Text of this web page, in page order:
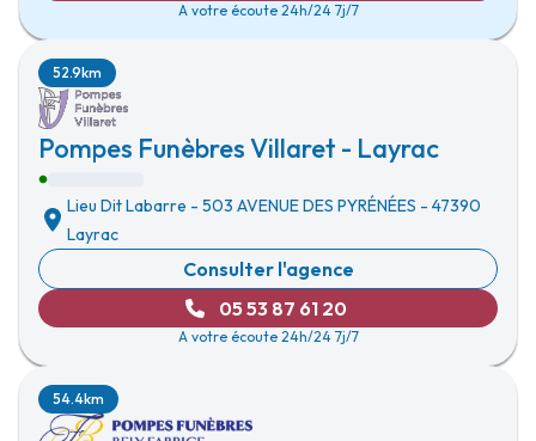
A votre écoute 24h/24 7j/7
Pompes Funèbres Villaret - Layrac
52.9km
Lieu Dit Labarre - 503 AVENUE DES PYRÉNÉES - 47390
Layrac
Consulter l'agence
05 53 87 61 20
A votre écoute 24h/24 7j/7
54.4km